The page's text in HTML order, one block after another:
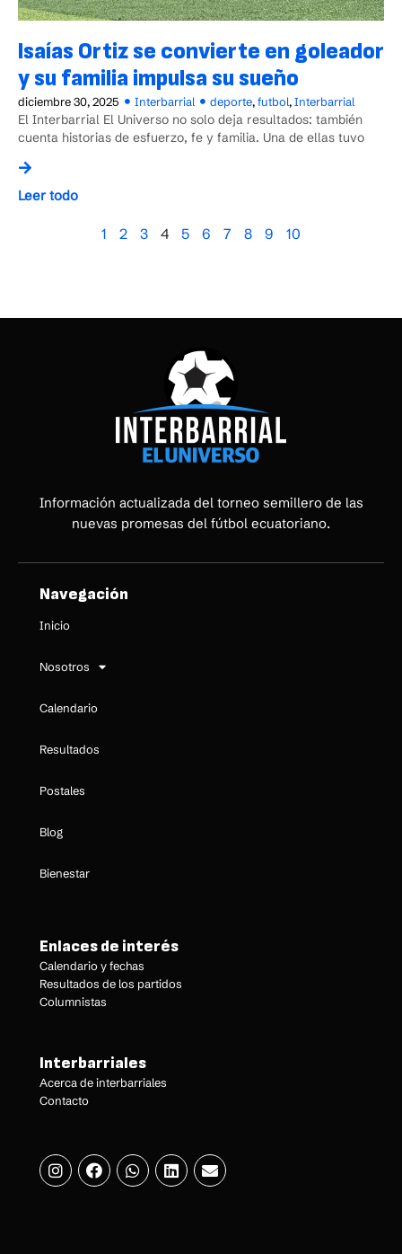
Isaías Ortiz se convierte en goleador
y su familia impulsa su sueño
diciembre 30, 2025 Interbarrial deporte,futbol,Interbarrial
El Interbarrial El Universo no solo deja resultados: también
cuenta historias de esfuerzo, fe y familia. Una de ellas tuvo
Leer todo
1 2 3 4 5 6 7 8 9 10
Información actualizada del torneo semillero de las
nuevas promesas del fútbol ecuatoriano.
Navegación
Inicio
Nosotros
Calendario
Resultados
Postales
Blog
Bienestar
Enlaces de interés
Calendario y fechas
Resultados de los partidos
Columnistas
Interbarriales
Acerca de interbarriales
Contacto